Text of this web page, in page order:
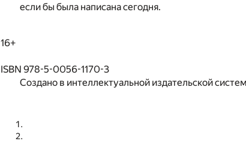
если бы была написана сегодня.
16+
ISBN 978-5-0056-1170-3
Создано в интеллектуальной издательской